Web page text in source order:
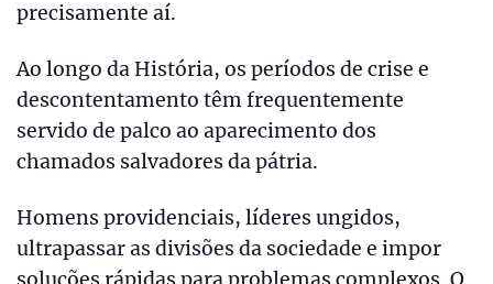
precisamente aí.
Ao longo da História, os períodos de crise e
descontentamento têm frequentemente
servido de palco ao aparecimento dos
chamados salvadores da pátria.
Homens providenciais, líderes ungidos,
ultrapassar as divisões da sociedade e impor